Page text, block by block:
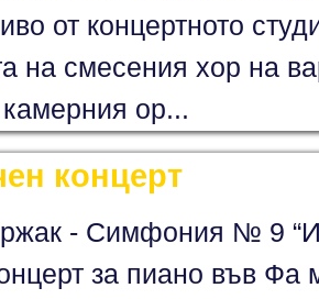
от концертното
на смесения хор на
ор...
концерт
- Симфония № 9
за пиано във Фа